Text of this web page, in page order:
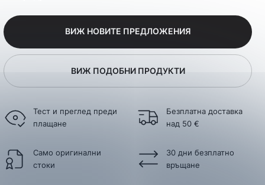
ВИЖ НОВИТЕ ПРЕДЛОЖЕНИЯ
ВИЖ ПОДОБНИ ПРОДУКТИ
Тест и преглед преди
плащане
Безплатна доставка
над 50 €
Само оригинални
стоки
30 дни безплатно
връщане